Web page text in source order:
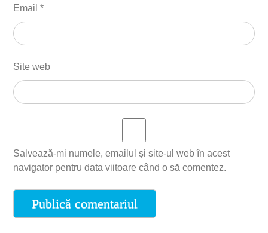
Email*
Site web
Salvează-mi numele, emailul și site-ul web în acest
navigator pentru data viitoare când o să comentez.